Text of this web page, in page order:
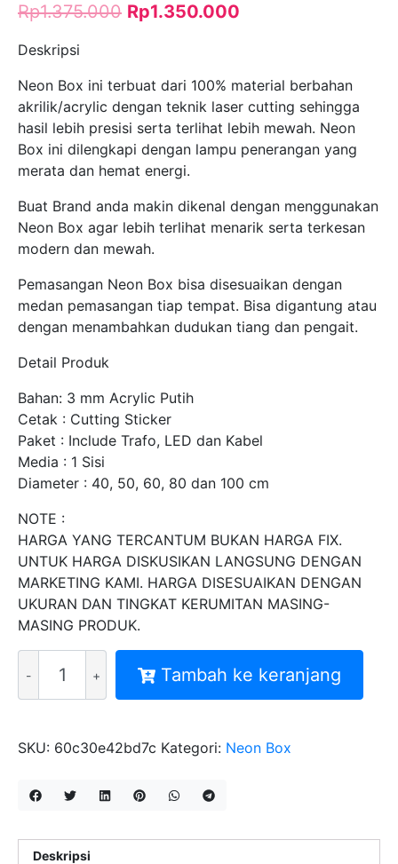
Rp1.375.000 Rp1.350.000
Deskripsi
Neon Box ini terbuat dari 100% material berbahan
akrilik/acrylic dengan teknik laser cutting sehingga
hasil lebih presisi serta terlihat lebih mewah. Neon
Box ini dilengkapi dengan lampu penerangan yang
merata dan hemat energi.
Buat Brand anda makin dikenal dengan menggunakan
Neon Box agar lebih terlihat menarik serta terkesan
modern dan mewah.
Pemasangan Neon Box bisa disesuaikan dengan
medan pemasangan tiap tempat. Bisa digantung atau
dengan menambahkan dudukan tiang dan pengait.
Detail Produk
Bahan: 3 mm Acrylic Putih
Cetak : Cutting Sticker
Paket : Include Trafo, LED dan Kabel
Media : 1 Sisi
Diameter : 40, 50, 60, 80 dan 100 cm
NOTE :
HARGA YANG TERCANTUM BUKAN HARGA FIX.
UNTUK HARGA DISKUSIKAN LANGSUNG DENGAN
MARKETING KAMI. HARGA DISESUAIKAN DENGAN
UKURAN DAN TINGKAT KERUMITAN MASING-
MASING PRODUK.
MITRA
NEONBOX
MOTIF
SISI
STICKER
Tambah ke keranjang
SKU: 60c30e42bd7c Kategori: Neon Box
Deskripsi